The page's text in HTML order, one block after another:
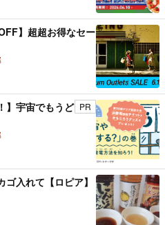
】超超お得なセー
】宇宙でもうど PR
入れて【ロピア】